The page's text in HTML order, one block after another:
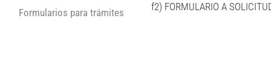
Formularios para trámites
f2) FORMULARIO A